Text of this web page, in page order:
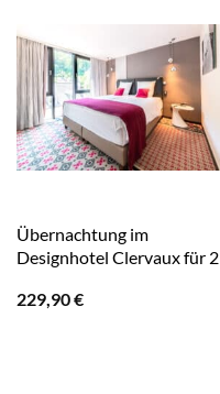
Übernachtung im
Designhotel Clervaux für 2
229,90€